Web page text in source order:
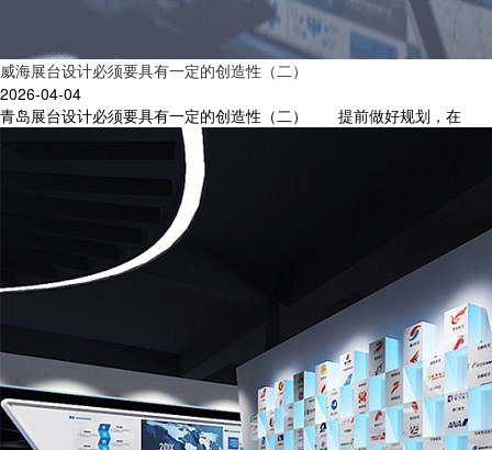
威海展台设计必须要具有一定的创造性（二）
2026-04-04
青岛展台设计必须要具有一定的创造性（二） 提前做好规划，在